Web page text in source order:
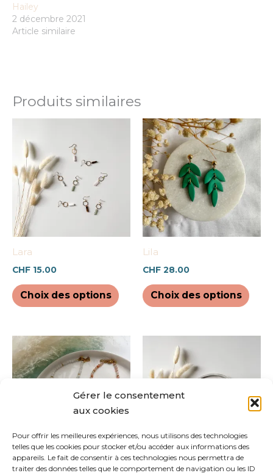
Gérer le consentement
aux cookies
Pour offrir les meilleures expériences, nous utilisons des technologies
telles que les cookies pour stocker et/ou accéder aux informations des
appareils. Le fait de consentir à ces technologies nous permettra de
traiter des données telles que le comportement de navigation ou les ID
Hailey
2 décembre 2021
Article similaire
Produits similaires
Lara
CHF 15.00
Choix des options
produit
plusieurs
variations.
options
peuvent
la
produit
Lila
CHF 28.00
Choix des options
Ce
Les
la
Tiffany
produit
a
options
peuvent
Alexa
être